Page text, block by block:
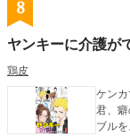
8
ヤンキーに介護が
鶏皮
ケン
君、
ブル